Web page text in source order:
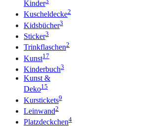
Kinder
Kuscheldecke2
Kidsbücher3
Sticker3
Trinkflaschen2
Kunst17
Kinderbuch3
Kunst &
Deko15
Kurstickets9
Leinwand2
Platzdeckchen4